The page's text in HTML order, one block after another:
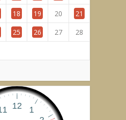
18 19 20
21
25 26 27
28